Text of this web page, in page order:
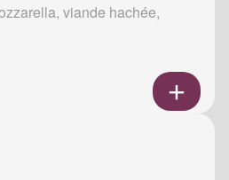
viande hachée,